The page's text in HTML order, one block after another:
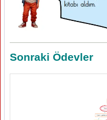
Sonraki Ödevler